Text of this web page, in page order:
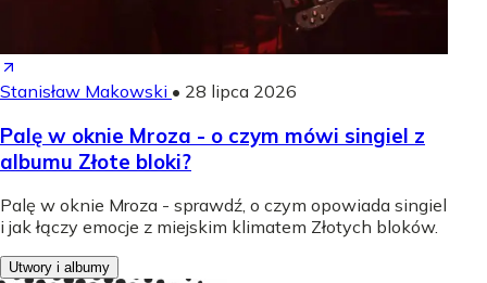
Stanisław Makowski • 28 lipca 2026
Palę w oknie Mroza - o czym mówi singiel z
albumu Złote bloki?
Palę w oknie Mroza - sprawdź, o czym opowiada singiel
i jak łączy emocje z miejskim klimatem Złotych bloków.
Utwory i albumy